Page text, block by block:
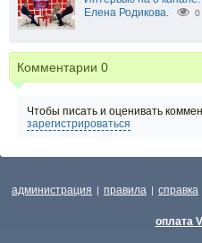
Елена Родикова.
0
Комментарии 0
Чтобы писать и оценивать
зарегистрироваться
администрация | правила | справка
оплата